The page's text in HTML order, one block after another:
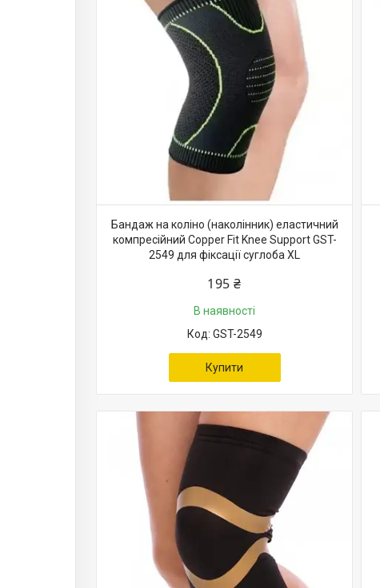
Бандаж на коліно (наколінник) еластичний
компресійний Copper Fit Knee Support GST-
2549 для фіксації суглоба XL
195 ₴
В наявності
GST-2549
Купити